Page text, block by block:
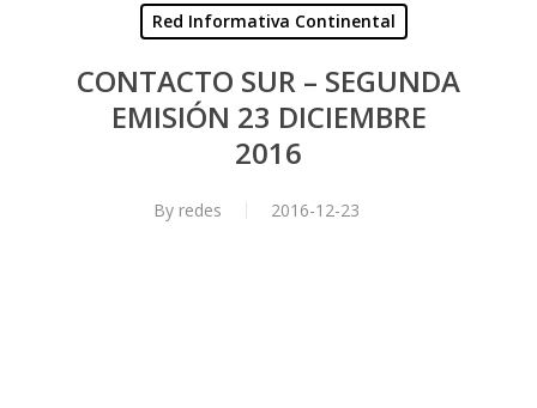
Red Informativa Continental
CONTACTO SUR – SEGUNDA
EMISIÓN 23 DICIEMBRE
2016
By redes 2016-12-23